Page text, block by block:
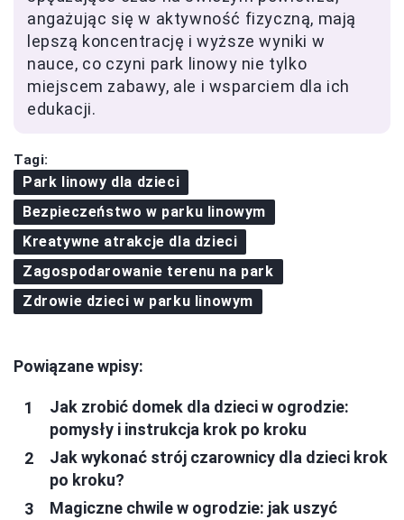
angażując się w aktywność fizyczną, mają
lepszą koncentrację i wyższe wyniki w
nauce, co czyni park linowy nie tylko
miejscem zabawy, ale i wsparciem dla ich
edukacji.
Tagi:
Park linowy dla dzieci
Bezpieczeństwo w parku linowym
Kreatywne atrakcje dla dzieci
Zagospodarowanie terenu na park
Zdrowie dzieci w parku linowym
Powiązane wpisy:
Jak zrobić domek dla dzieci w ogrodzie:
pomysły i instrukcja krok po kroku
Jak wykonać strój czarownicy dla dzieci krok
po kroku?
Magiczne chwile w ogrodzie: jak uszyć